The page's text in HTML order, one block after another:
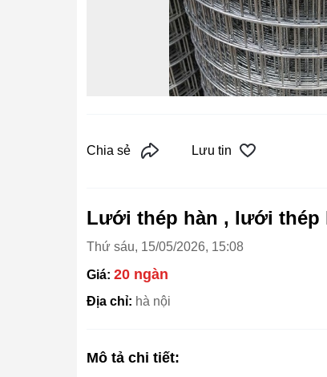
Chia sẻ Lưu tin
Lưới thép hàn , lưới thép
Thứ sáu, 15/05/2026, 15:08
Giá: 20 ngàn
Địa chỉ: hà nội
Mô tả chi tiết: